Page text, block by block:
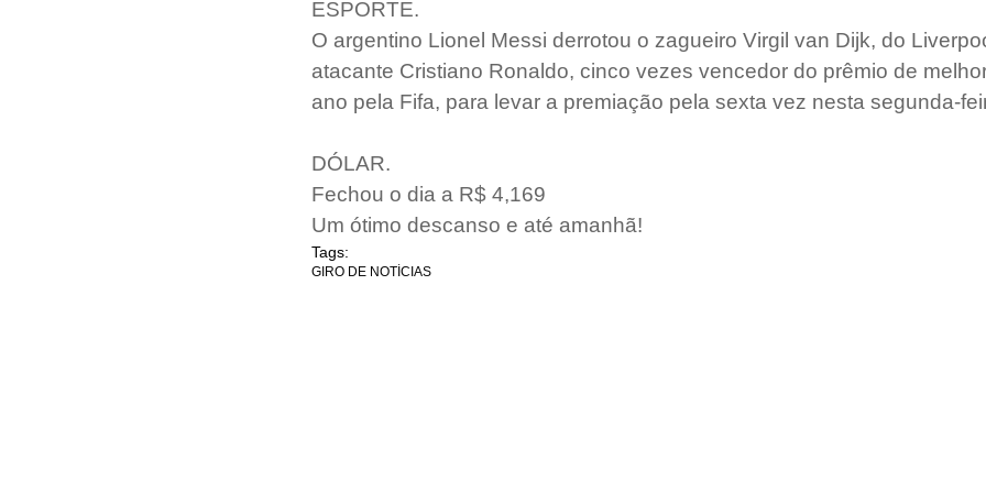
ESPORTE.
O argentino Lionel Messi derrotou o zagueiro Virgil van Dijk, do
atacante Cristiano Ronaldo, cinco vezes vencedor do prêmio de
ano pela Fifa, para levar a premiação pela sexta vez nesta segunda-
DÓLAR.
Fechou o dia a R$ 4,169
Um ótimo descanso e até amanhã!
Tags:
GIRO DE NOTÍCIAS